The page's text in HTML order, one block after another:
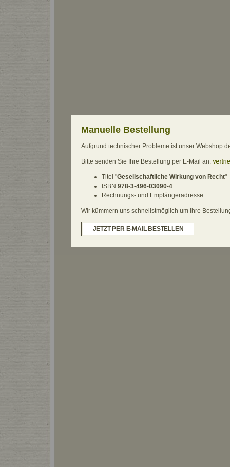
Manuelle Bestellung
Aufgrund technischer Probleme ist unser Webshop
Bitte senden Sie Ihre Bestellung per E-Mail an:
Titel "Gesellschaftliche Wirkung von Recht"
ISBN 978-3-496-03090-4
Rechnungs- und Empfängeradresse
Wir kümmern uns schnellstmöglich um Ihre
JETZT PER E-MAIL BESTELLEN